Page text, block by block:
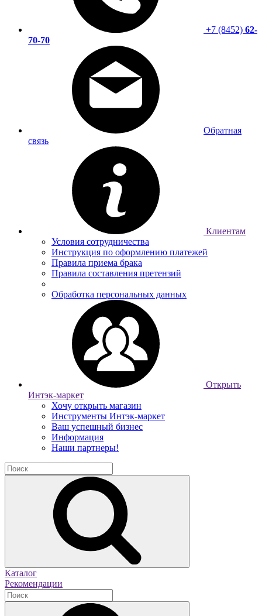
+7 (8452) 62-
70-70
Обратная
связь
Клиентам
Условия сотрудничества
Инструкция по оформлению платежей
Правила приема брака
Правила составления претензий
Обработка персональных данных
Открыть
Интэк-маркет
Хочу открыть магазин
Инструменты Интэк-маркет
Ваш успешный бизнес
Информация
Наши партнеры!
Каталог
Рекомендации